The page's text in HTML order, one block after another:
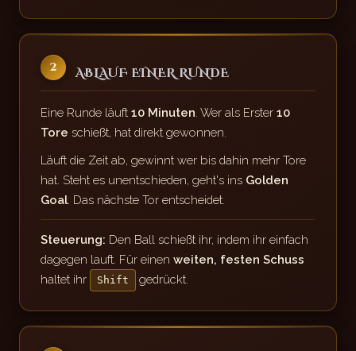
2 ABLAUF EINER RUNDE
Eine Runde läuft 10 Minuten . Wer als Erster 10
Tore schießt, hat direkt gewonnen.
Läuft die Zeit ab, gewinnt wer bis dahin mehr Tore
hat. Steht es unentschieden, geht's ins Golden
Goal. Das nächste Tor entscheidet.
Steuerung: Den Ball schießt ihr, indem ihr einfach
dagegen lauft. Für einen weiten, festen Schuss
haltet ihr
Shift gedrückt.